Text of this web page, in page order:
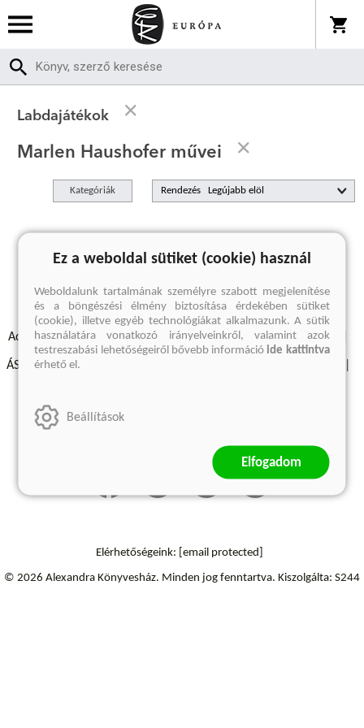
Labdajátékok
Marlen Haushofer művei
Kategóriák Rendezés
A keresett kifejezésre nincs találat
Adatvédelmi szabályzatok Elállási felmondási nyilatkozat
ÁSZF - Vásárlási feltételek
Szállítási információk
Elérhetőségeink: [email protected]
© 2026 Alexandra Könyvesház. Minden jog fenntartva. Kiszolgálta: S244
Ez a weboldal sütiket (cookie) használ
Weboldalunk tartalmának személyre szabott megjelenítése
és a böngészési élmény biztosítása érdekében sütiket
(cookie), illetve egyéb technológiákat alkalmazunk. A sütik
használatára vonatkozó irányelveinkről, valamint azok
testreszabási lehetőségeiről bővebb információide kattintva
érhető el.
Beállítások
Elfogadom